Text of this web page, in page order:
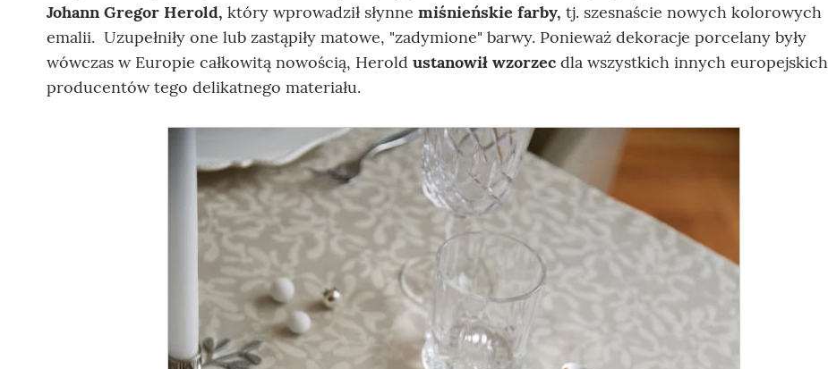
Johann Gregor Herold, który wprowadził słynne miśnieńskie farby, tj. szesnaście nowych kolorowych
emalii. Uzupełniły one lub zastąpiły matowe, "zadymione" barwy. Ponieważ dekoracje porcelany były
wówczas w Europie całkowitą nowością, Herold ustanowił wzorzec dla wszystkich innych europejskich
producentów tego delikatnego materiału.